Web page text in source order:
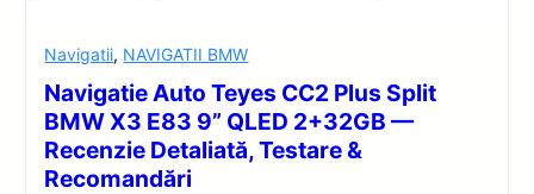
Navigatii, NAVIGATII BMW
Navigatie Auto Teyes CC2 Plus Split
BMW X3 E83 9” QLED 2+32GB —
Recenzie Detaliată, Testare &
Recomandări